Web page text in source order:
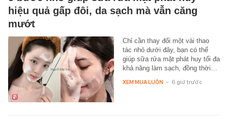
hiệu quả gấp đôi, da sạch mà vẫn căng
mướt
Chỉ cần thay đổi một vài thao
tác nhỏ dưới đây, bạn có thể
giúp sữa rửa mặt phát huy tối đa
khả năng làm sạch, đồng thời…
XEM MUA LUÔN - 6 giờ trước